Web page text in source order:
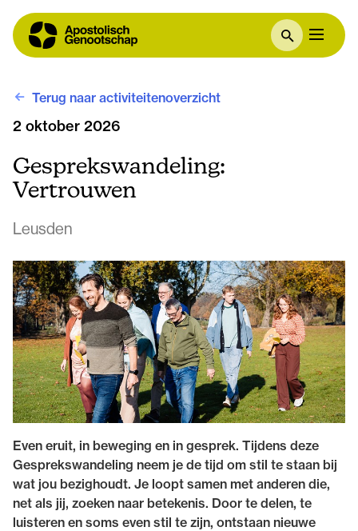
Terug naar activiteitenoverzicht
2 oktober 2026
Gesprekswandeling:
Vertrouwen
Leusden
Even eruit, in beweging en in gesprek. Tijdens deze
Gesprekswandeling neem je de tijd om stil te staan bij
wat jou bezighoudt. Je loopt samen met anderen die,
net als jij, zoeken naar betekenis. Door te delen, te
luisteren en soms even stil te zijn, ontstaan nieuwe